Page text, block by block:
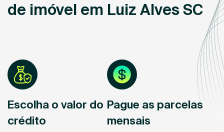
de imóvel em Luiz Alves SC
Escolha o valor do
crédito
Pague as parcelas
mensais